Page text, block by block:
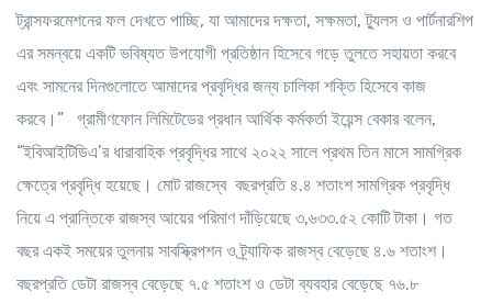
ট্রান্সফরমেশনের ফল দেখতে পাচ্ছি, যা আমাদের দক্ষতা, সক্ষমতা, ট্যুলস ও পার্টনারশিপ
এর সমন্বয়ে একটি ভবিষ্যত উপযোগী প্রতিষ্ঠান হিসেবে গড়ে তুলতে সহায়তা করবে
এবং সামনের দিনগুলোতে আমাদের প্রবৃদ্ধির জন্য চালিকা শক্তি হিসেবে কাজ
করবে।” গ্রামীণফোন লিমিটেডের প্রধান আর্থিক কর্মকর্তা ইয়েন্স বেকার বলেন,
“ইবিআইটিডিএ’র ধারাবাহিক প্রবৃদ্ধির সাথে ২০২২ সালে প্রথম তিন মাসে সামগ্রিক
ক্ষেত্রে প্রবৃদ্ধি হয়েছে। মোট রাজস্বে বছরপ্রতি ৪.৪ শতাংশ সামগ্রিক প্রবৃদ্ধি
নিয়ে এ প্রান্তিকে রাজস্ব আয়ের পরিমাণ দাঁড়িয়েছে ৩,৬৩৩.৫২ কোটি টাকা। গত
বছর একই সময়ের তুলনায় সাবস্ক্রিপশন ও ট্র্যাফিক রাজস্ব বেড়েছে ৪.৬ শতাংশ।
বছরপ্রতি ডেটা রাজস্ব বেড়েছে ৭.৫ শতাংশ ও ডেটা ব্যবহার বেড়েছে ৭৬.৮